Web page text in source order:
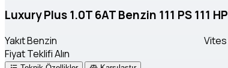
Luxury Plus 1.0T 6AT Benzin 111 PS 111 HP
YakıtBenzin Vites
Fiyat Teklifi Alın